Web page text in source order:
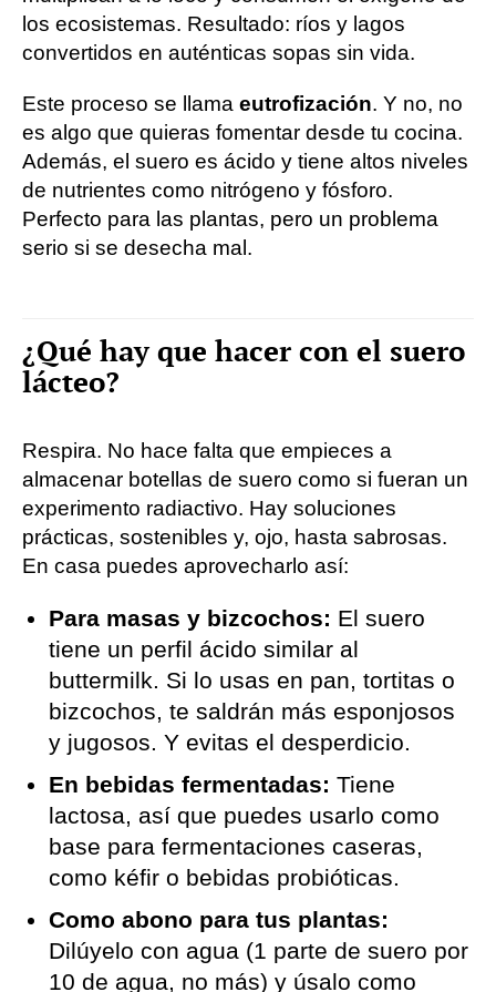
los ecosistemas. Resultado: ríos y lagos
convertidos en auténticas sopas sin vida.
Este proceso se llama eutrofización. Y no, no
es algo que quieras fomentar desde tu cocina.
Además, el suero es ácido y tiene altos niveles
de nutrientes como nitrógeno y fósforo.
Perfecto para las plantas, pero un problema
serio si se desecha mal.
¿Qué hay que hacer con el suero
lácteo?
Respira. No hace falta que empieces a
almacenar botellas de suero como si fueran un
experimento radiactivo. Hay soluciones
prácticas, sostenibles y, ojo, hasta sabrosas.
En casa puedes aprovecharlo así:
Para masas y bizcochos: El suero
tiene un perfil ácido similar al
buttermilk. Si lo usas en pan, tortitas o
bizcochos, te saldrán más esponjosos
y jugosos. Y evitas el desperdicio.
En bebidas fermentadas:Tiene
lactosa, así que puedes usarlo como
base para fermentaciones caseras,
como kéfir o bebidas probióticas.
Como abono para tus plantas:
Dilúyelo con agua (1 parte de suero por
10 de agua, no más) y úsalo como